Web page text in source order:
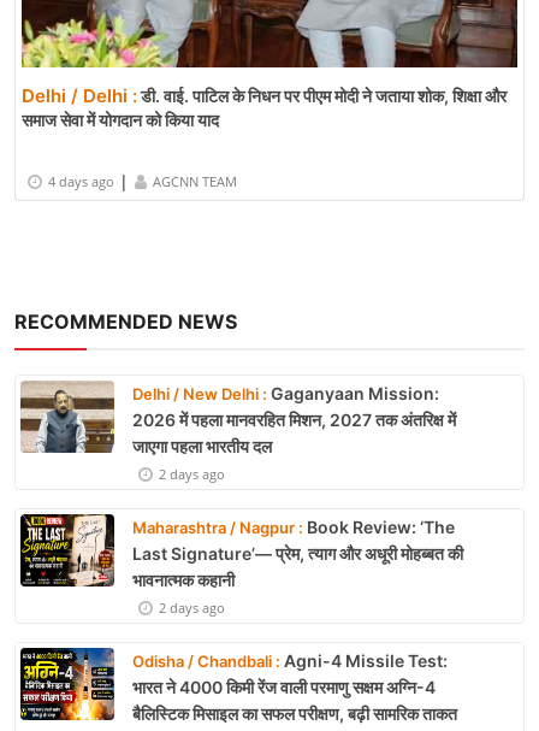
RECOMMENDED NEWS
Delhi / New Delhi : Gaganyaan Mission:
2026 में पहला मानवरहित मिशन, 2027 तक अंतरिक्ष में
जाएगा पहला भारतीय दल
2 days ago
Maharashtra / Nagpur : Book Review: ‘The
Last Signature’— प्रेम, त्याग और अधूरी मोहब्बत की
भावनात्मक कहानी
2 days ago
Odisha / Chandbali : Agni-4 Missile Test:
भारत ने 4000 किमी रेंज वाली परमाणु सक्षम अग्नि-4
बैलिस्टिक मिसाइल का सफल परीक्षण, बढ़ी सामरिक ताकत
Delhi / Delhi :डी. वाई. पाटिल के निधन पर पीएम मोदी ने जताया शोक, शिक्षा और
समाज सेवा में योगदान को किया याद
4 days ago | AGCNN TEAM